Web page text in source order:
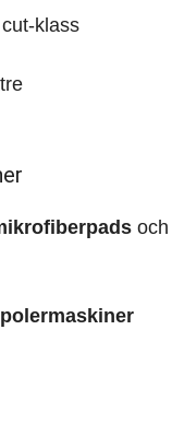
klass
och